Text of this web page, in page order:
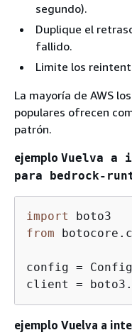
segundo).
Duplique el
fallido.
Limite los
La mayoría de AWS
populares ofrecen
patrón.
ejemplo Vuelva a
para bedrock-
import
from
config =
client =
ejemplo Vuelva a